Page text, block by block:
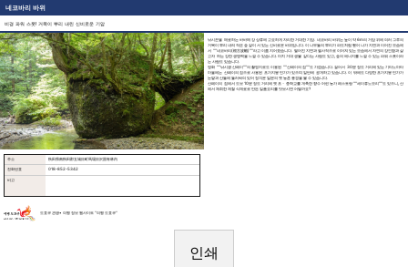
네코바리 바위
비경 파워 스폿! 거목이 뿌리 내린 신비로운 기암
낚시꾼을 매료하는 바바메 강 상류에 고요하게 자리한 거대한 기암. 네코바리 바위는 높이 약 6m의 거암 위에 여러 그루의
거목이 뿌리 내려 작은 숲 같이 서 있는 신비로운 바위입니다. 이 나무들의 뿌리가 파도처럼 뻗어 나가 지면과 이어진 모습에
서 ""네코바리(根古波離)""라고 이름 지어졌습니다. 떨어진 지면과 필사적으로 이어져 있는 모습에서 자연의 강인함과 살
고자 하는 강한 생명력을 느낄 수 있습니다. 마치 거대 생물 같다는 사람도 있고, 숲의 에너지를 느낄 수 있는 파워 스폿이라
는 사람도 있습니다.
영화 ""낚시광 산페이""의 촬영지로도 이용된 ""산페이의 집""도 가깝습니다. 걸어서 30분 정도 거리에 있는 기타노마타
마을에는 산페이의 집으로 사용된 초가지붕 민가가 있으며 일반에 공개하고 있습니다. 이 밖에도 다양한 초가지붕 민가가
논밭과 산들에 둘러싸여 있어 정겨운 일본의 옛 농촌 풍경을 볼 수 있습니다.
산페이의 집에서 도보 10분 정도 거리에 옛 초・중학교를 개축한 향수 어린 농가 레스토랑 ""세이류노모리""도 있으니, 산
에서 채취한 제철 식재료로 만든 일품요리를 맛보시면 어떨까요?
주소 秋田県南秋田郡五城目町馬場目沢国有林内
전화번호 018-852-5342
비고
도호쿠 관광• 여행 정보 웹사이트 “여행 도호쿠“
인쇄